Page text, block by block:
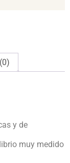
y de
muy medido